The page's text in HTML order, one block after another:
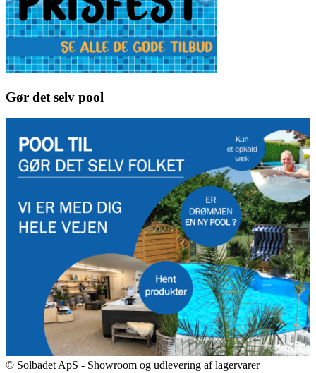
Gør det selv pool
© Solbadet ApS - Showroom og udlevering af lagervarer